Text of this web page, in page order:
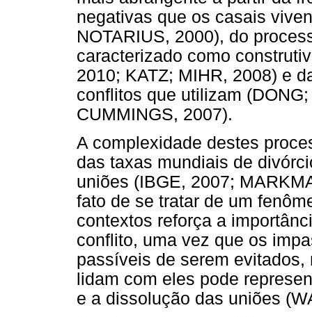
negativas que os casais
NOTARIUS, 2000), do
caracterizado como
2010; KATZ; MIHR, 2008) e
conflitos que utilizam
CUMMINGS, 2007).
A complexidade destes
das taxas mundiais de
uniões (IBGE, 2007;
fato de se tratar de um
contextos reforça a
conflito, uma vez que os
passíveis de serem
lidam com eles pode
e a dissolução das uniões